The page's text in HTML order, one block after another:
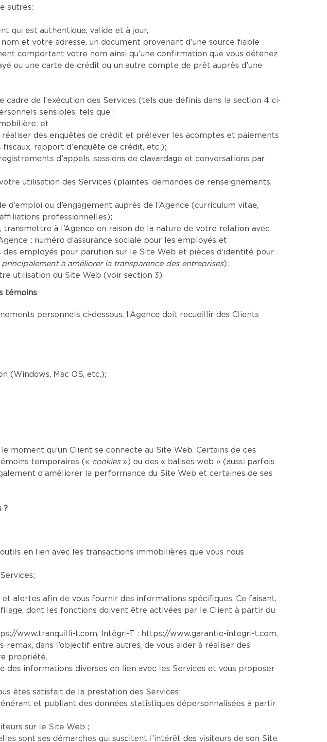
autres:
qui est authentique, valide et à jour,
et votre adresse, un document provenant d’une source fiable
comportant votre nom ainsi qu’une confirmation que vous détenez
ou une carte de crédit ou un autre compte de prêt auprès d’une
de l’exécution des Services (tels que définis dans la section 4 ci-
sensibles, tels que :
et
réaliser des enquêtes de crédit et prélever les acomptes et paiements
rapport d'enquête de crédit, etc.);
d’appels, sessions de clavardage et conversations par
utilisation des Services (plaintes, demandes de renseignements,
ou d’engagement auprès de l’Agence (curriculum vitae,
professionnelles);
à l’Agence en raison de la nature de votre relation avec
: numéro d’assurance sociale pour les employés et
employés pour parution sur le Site Web et pièces d’identité pour
à améliorer la transparence des entreprises);
utilisation du Site Web (voir section 3).
témoins
personnels ci-dessous, l’Agence doit recueillir des Clients
(Windows, Mac OS, etc.);
moment qu’un Client se connecte au Site Web. Certains de ces
temporaires (« cookies») ou des « balises web » (aussi parfois
d’améliorer la performance du Site Web et certaines de ses
?
en lien avec les transactions immobilières que vous nous
alertes afin de vous fournir des informations spécifiques. Ce faisant,
dont les fonctions doivent être activées par le Client à partir du
www.tranquilli-t.com, Intégri-T : https://www.garantie-integri-t.com,
remax, dans l’objectif entre autres, de vous aider à réaliser des
propriété.
des informations diverses en lien avec les Services et vous proposer
êtes satisfait de la prestation des Services;
et publiant des données statistiques dépersonnalisées à partir
sur le Site Web ;
sont ses démarches qui suscitent l’intérêt des visiteurs de son Site